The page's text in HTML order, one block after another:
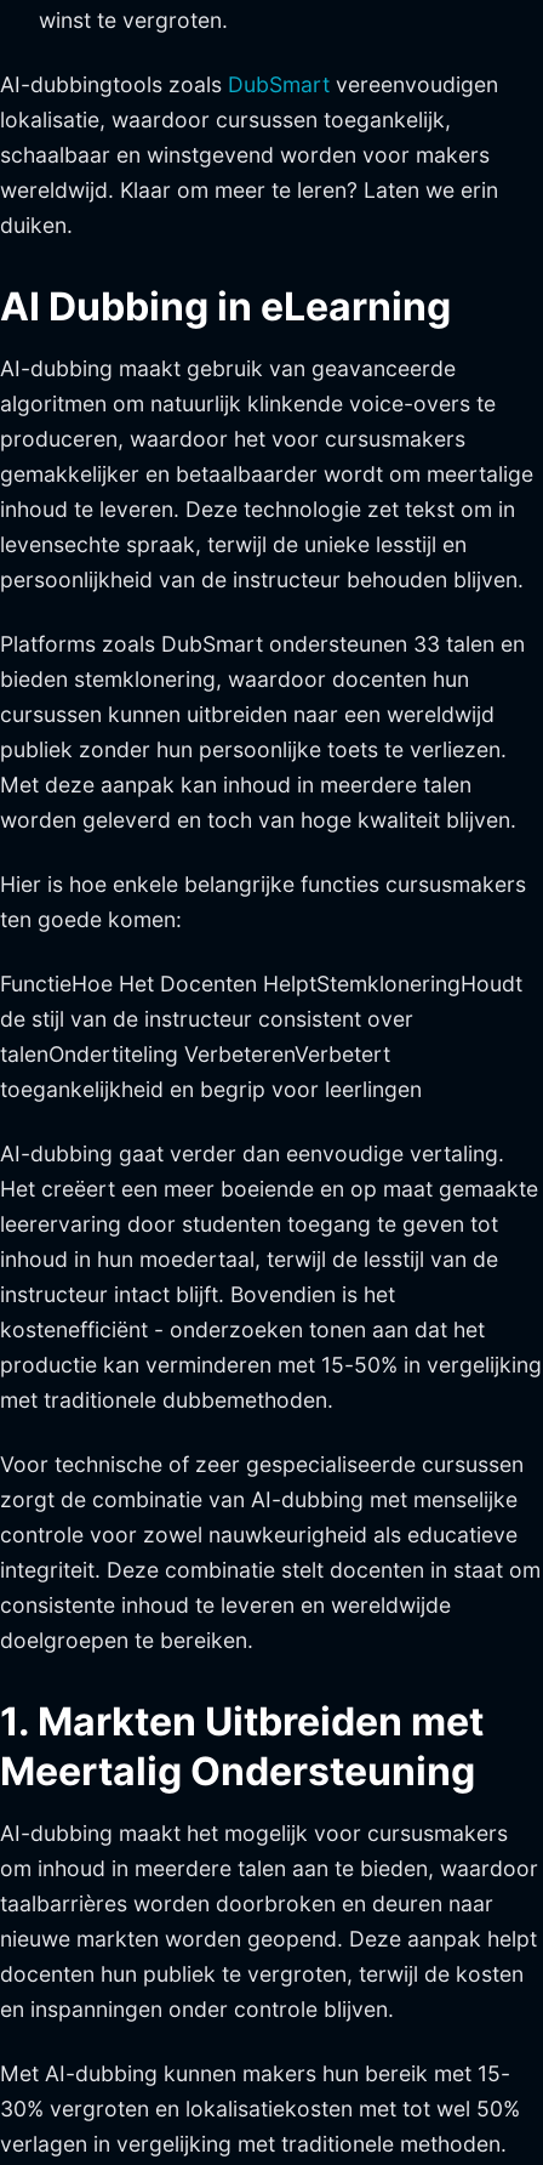
winst te vergroten.
AI-dubbingtools zoals DubSmart vereenvoudigen
lokalisatie, waardoor cursussen toegankelijk,
schaalbaar en winstgevend worden voor makers
wereldwijd. Klaar om meer te leren? Laten we erin
duiken.
AI Dubbing in eLearning
AI-dubbing maakt gebruik van geavanceerde
algoritmen om natuurlijk klinkende voice-overs te
produceren, waardoor het voor cursusmakers
gemakkelijker en betaalbaarder wordt om meertalige
inhoud te leveren. Deze technologie zet tekst om in
levensechte spraak, terwijl de unieke lesstijl en
persoonlijkheid van de instructeur behouden blijven.
Platforms zoals DubSmart ondersteunen 33 talen en
bieden stemklonering, waardoor docenten hun
cursussen kunnen uitbreiden naar een wereldwijd
publiek zonder hun persoonlijke toets te verliezen.
Met deze aanpak kan inhoud in meerdere talen
worden geleverd en toch van hoge kwaliteit blijven.
Hier is hoe enkele belangrijke functies cursusmakers
ten goede komen:
FunctieHoe Het Docenten HelptStemkloneringHoudt
de stijl van de instructeur consistent over
talenOndertiteling VerbeterenVerbetert
toegankelijkheid en begrip voor leerlingen
AI-dubbing gaat verder dan eenvoudige vertaling.
Het creëert een meer boeiende en op maat gemaakte
leerervaring door studenten toegang te geven tot
inhoud in hun moedertaal, terwijl de lesstijl van de
instructeur intact blijft. Bovendien is het
kostenefficiënt - onderzoeken tonen aan dat het
productie kan verminderen met 15-50% in vergelijking
met traditionele dubbemethoden.
Voor technische of zeer gespecialiseerde cursussen
zorgt de combinatie van AI-dubbing met menselijke
controle voor zowel nauwkeurigheid als educatieve
integriteit. Deze combinatie stelt docenten in staat om
consistente inhoud te leveren en wereldwijde
doelgroepen te bereiken.
1. Markten Uitbreiden met
Meertalig Ondersteuning
AI-dubbing maakt het mogelijk voor cursusmakers
om inhoud in meerdere talen aan te bieden, waardoor
taalbarrières worden doorbroken en deuren naar
nieuwe markten worden geopend. Deze aanpak helpt
docenten hun publiek te vergroten, terwijl de kosten
en inspanningen onder controle blijven.
Met AI-dubbing kunnen makers hun bereik met 15-
30% vergroten en lokalisatiekosten met tot wel 50%
verlagen in vergelijking met traditionele methoden.